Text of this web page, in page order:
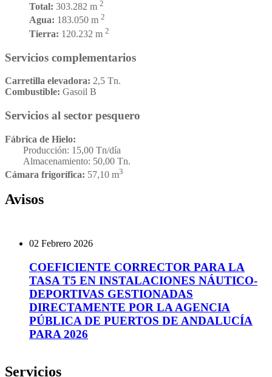
Total: 303.282 m 2
Agua: 183.050 m 2
Tierra: 120.232 m 2
Servicios complementarios
Carretilla elevadora: 2,5 Tn.
Combustible: Gasoil B
Servicios al sector pesquero
Fábrica de Hielo:
Producción: 15,00 Tn/día
Almacenamiento: 50,00 Tn.
Cámara frigorífica: 57,10 m3
Avisos
02 Febrero 2026
COEFICIENTE CORRECTOR PARA LA
TASA T5 EN INSTALACIONES NÁUTICO-
DEPORTIVAS GESTIONADAS
DIRECTAMENTE POR LA AGENCIA
PÚBLICA DE PUERTOS DE ANDALUCÍA
PARA 2026
Servicios